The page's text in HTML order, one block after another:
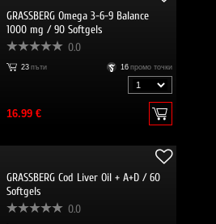
GRASSBERG Omega 3-6-9 Balance
1000 mg / 90 Softgels
0.0
23 пъти 16 промо точки
16.99 €
GRASSBERG Cod Liver Oil + A+D / 60
Softgels
0.0